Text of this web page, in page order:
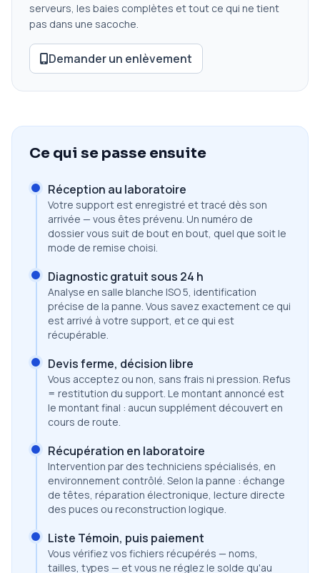
serveurs, les baies complètes et tout ce qui ne tient
pas dans une sacoche.
Demander un enlèvement
Ce qui se passe ensuite
Réception au laboratoire
Votre support est enregistré et tracé dès son
arrivée — vous êtes prévenu. Un numéro de
dossier vous suit de bout en bout, quel que soit le
mode de remise choisi.
Diagnostic gratuit sous 24 h
Analyse en salle blanche ISO 5, identification
précise de la panne. Vous savez exactement ce qui
est arrivé à votre support, et ce qui est
récupérable.
Devis ferme, décision libre
Vous acceptez ou non, sans frais ni pression. Refus
= restitution du support. Le montant annoncé est
le montant final : aucun supplément découvert en
cours de route.
Récupération en laboratoire
Intervention par des techniciens spécialisés, en
environnement contrôlé. Selon la panne : échange
de têtes, réparation électronique, lecture directe
des puces ou reconstruction logique.
Liste Témoin, puis paiement
Vous vérifiez vos fichiers récupérés — noms,
tailles, types — et vous ne réglez le solde qu'au